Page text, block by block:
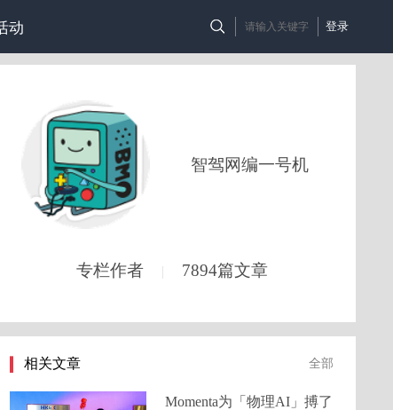
登录
动
智驾网编一号机
专栏作者 | 7894篇文章
相关文章 全部
Momenta为「物理AI」搏了